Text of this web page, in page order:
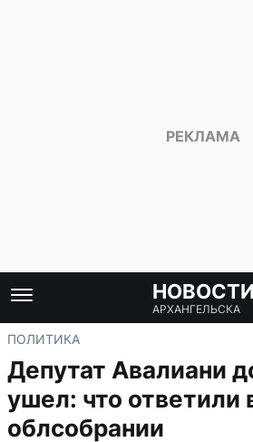
НОВОСТИ
АРХАНГЕЛЬСКА
ПОЛИТИКА
Депутат Авалиани
ушел: что ответили
облсобрании